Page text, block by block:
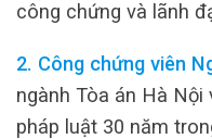
công chứng và lãnh
2. Công chứng viên
ngành Tòa án Hà
pháp luật 30 năm